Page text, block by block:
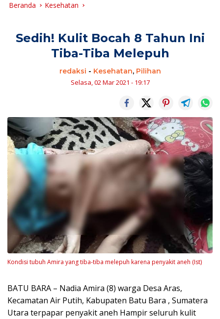
Beranda Kesehatan
Sedih! Kulit Bocah 8 Tahun Ini
Tiba-Tiba Melepuh
redaksi - Kesehatan, Pilihan
Selasa, 02 Mar 2021 - 19:17
Kondisi tubuh Amira yang tiba-tiba melepuh karena penyakit aneh (Ist)
BATU BARA – Nadia Amira (8) warga Desa Aras,
Kecamatan Air Putih, Kabupaten Batu Bara , Sumatera
Utara terpapar penyakit aneh Hampir seluruh kulit